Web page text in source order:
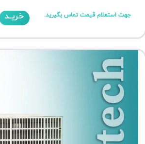
جهت استعلام قیمت تماس بگیرید. خریـد